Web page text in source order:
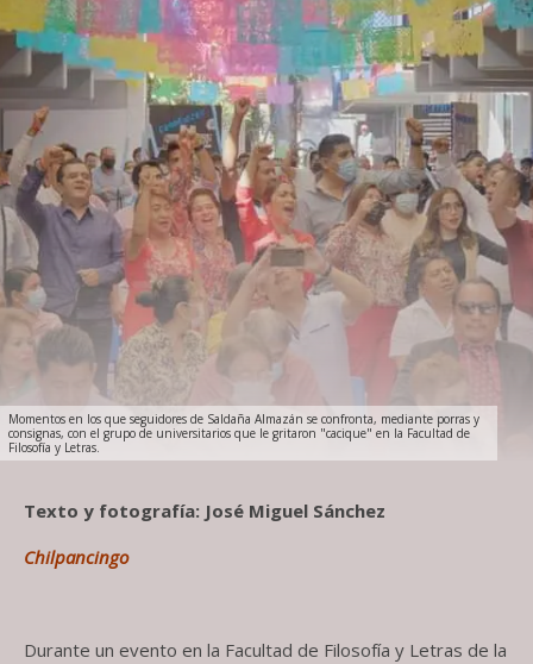
Momentos en los que seguidores de Saldaña Almazán se confronta, mediante porras y
consignas, con el grupo de universitarios que le gritaron "cacique" en la Facultad de
Filosofía y Letras.
Texto y fotografía: José Miguel Sánchez
Chilpancingo
Durante un evento en la Facultad de Filosofía y Letras de la